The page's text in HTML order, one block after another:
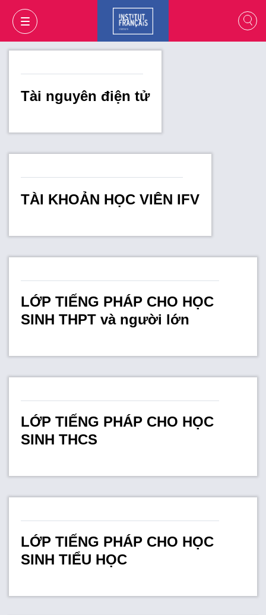
VI
Tài nguyên điện tử
TÀI KHOẢN HỌC VIÊN IFV
LỚP TIẾNG PHÁP CHO HỌC
SINH THPT và người lớn
LỚP TIẾNG PHÁP CHO HỌC
SINH THCS
LỚP TIẾNG PHÁP CHO HỌC
SINH TIỂU HỌC